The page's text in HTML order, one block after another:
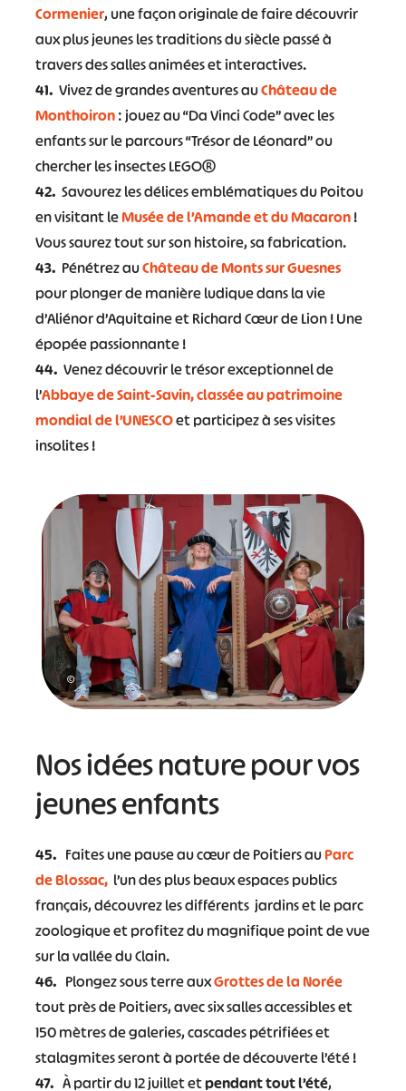
Cormenier, une façon originale de faire découvrir
aux plus jeunes les traditions du siècle passé à
travers des salles animées et interactives.
41. Vivez de grandes aventures auChâteau de
Monthoiron: jouez au “Da Vinci Code” avec les
enfants sur le parcours “Trésor de Léonard” ou
chercher les insectes LEGO®
42. Savourez les délices emblématiques du Poitou
en visitant leMusée de l’Amande et du Macaron!
Vous saurez tout sur son histoire, sa fabrication.
43. Pénétrez auChâteau de Monts sur Guesnes
pour plonger de manière ludique dans la vie
d’Aliénor d’Aquitaine et Richard Cœur de Lion ! Une
épopée passionnante !
44. Venez découvrir le trésor exceptionnel de
l’Abbaye de Saint-Savin, classée au patrimoine
mondial de l’UNESCOet participez à ses visites
insolites !
©
Nos idées nature pour vos
jeunes enfants
45. Faites une pause au cœur de Poitiers auParc
de Blossac,l’un des plus beaux espaces publics
français, découvrez les différents jardins et le parc
zoologique et profitez du magnifique point de vue
sur la vallée du Clain.
46. Plongez sous terre auxGrottes de la Norée
tout près de Poitiers, avec six salles accessibles et
150 mètres de galeries, cascades pétrifiées et
stalagmites seront à portée de découverte l’été !
47. À partir du 12 juillet etpendant tout l’été,